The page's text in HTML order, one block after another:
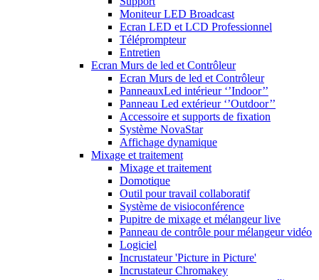
Moniteur LED Broadcast
Ecran LED et LCD Professionnel
Téléprompteur
Entretien
Ecran Murs de led et Contrôleur
Ecran Murs de led et Contrôleur
PanneauxLed intérieur ‘’Indoor’’
Panneau Led extérieur ‘’Outdoor’’
Accessoire et supports de fixation
Système NovaStar
Affichage dynamique
Mixage et traitement
Mixage et traitement
Domotique
Outil pour travail collaboratif
Système de visioconférence
Pupitre de mixage et mélangeur live
Panneau de contrôle pour mélangeur vidéo
Logiciel
Incrustateur 'Picture in Picture'
Incrustateur Chromakey